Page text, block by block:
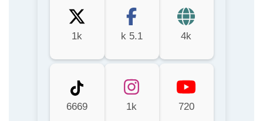
4k
5.1 k
1k
720
1k
6669